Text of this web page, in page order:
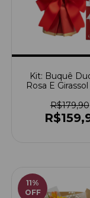
Kit: Buquê
Rosa E
R$179,90
11%
OFF